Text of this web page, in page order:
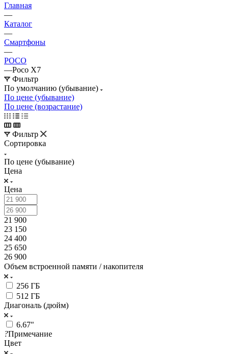
Главная
—
Каталог
—
Смартфоны
—
POCO
—Poco X7
Фильтр
По умолчанию (убывание)
По цене (убывание)
По цене (возрастание)
Фильтр
Сортировка
По цене (убывание)
Цена
Цена
21 900
23 150
24 400
25 650
26 900
Объем встроенной памяти / накопителя
256 ГБ
512 ГБ
Диагональ (дюйм)
6.67"
?Примечание
Цвет